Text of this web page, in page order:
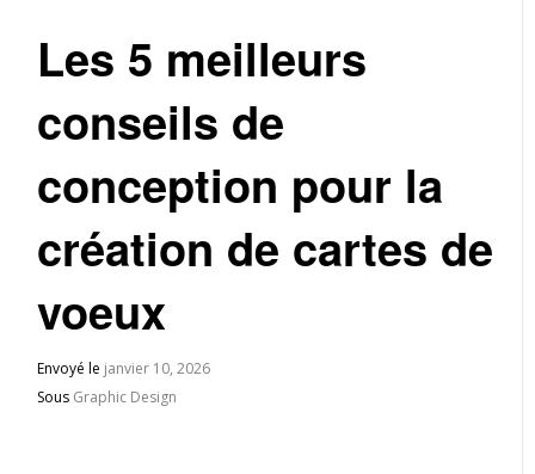
Les 5 meilleurs
conseils de
conception pour la
création de cartes de
voeux
Envoyé le janvier 10, 2026
Sous Graphic Design